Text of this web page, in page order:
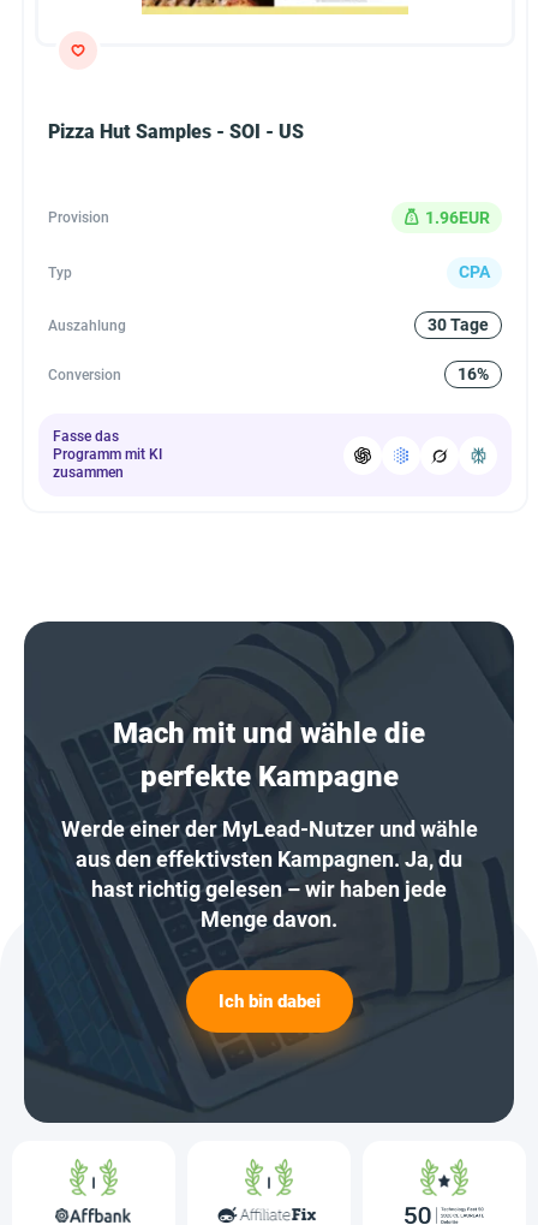
Pizza Hut Samples - SOI - US
Provision 1.96EUR
Typ CPA
Auszahlung 30 Tage
Conversion 16%
Fasse das
Programm mit KI
zusammen
Mach mit und wähle die
perfekte Kampagne
Werde einer der MyLead-Nutzer und wähle
aus den effektivsten Kampagnen. Ja, du
hast richtig gelesen – wir haben jede
Menge davon.
Ich bin dabei